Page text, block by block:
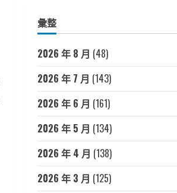
彙整
2026 年 8 月 (48)
2026 年 7 月 (143)
2026 年 6 月 (161)
2026 年 5 月 (134)
2026 年 4 月 (138)
2026 年 3 月 (125)